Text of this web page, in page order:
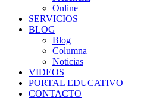
Online
SERVICIOS
BLOG
Blog
Columna
Noticias
VIDEOS
PORTAL EDUCATIVO
CONTACTO